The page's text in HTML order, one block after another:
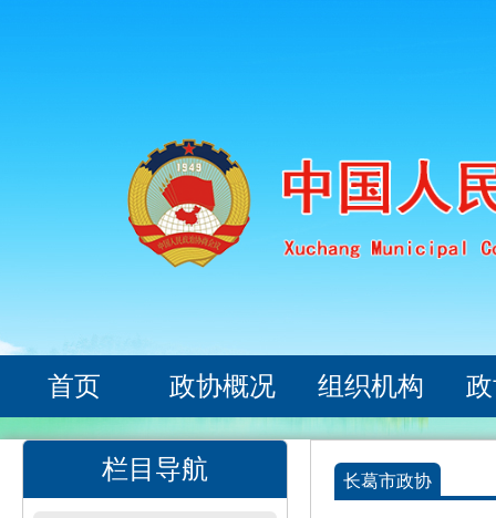
首页 政协概况 组织机构
栏目导航 长葛市政协